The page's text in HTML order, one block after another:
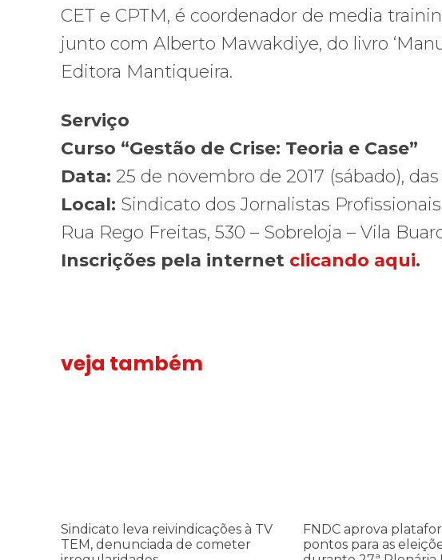
CET e CPTM, é coordenador de media
junto com Alberto Mawakdiye, do livro
Editora Mantiqueira.
Serviço
Curso “Gestão de Crise: Teoria e Case”
Data: 25 de novembro de 2017 (sábado), das
Local: Sindicato dos Jornalistas
Rua Rego Freitas, 530 – Sobreloja – Vila
Inscrições pela internet clicando aqui.
veja também
cometer
irregularidades
Sindicato leva reivindicações à TV
TEM, denunciada de cometer
eleições
2026
FNDC aprova
pontos para as